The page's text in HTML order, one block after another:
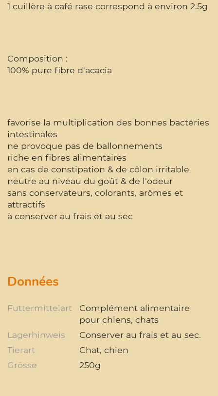
1 cuillère à café rase correspond à environ 2.5g
Composition :
100% pure fibre d'acacia
favorise la multiplication des bonnes bactéries
intestinales
ne provoque pas de ballonnements
riche en fibres alimentaires
en cas de constipation & de côlon irritable
neutre au niveau du goût & de l'odeur
sans conservateurs, colorants, arômes et
attractifs
à conserver au frais et au sec
Données
Futtermittelart
Complément alimentaire
pour chiens, chats
Lagerhinweis
Conserver au frais et au sec.
Tierart
Chat, chien
Grösse
250g